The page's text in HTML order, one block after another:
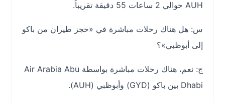
س: هل هناك رحلات مباشرة في «حجز طيران من باكو
إلى أبوظبي»؟
ج: نعم، هناك رحلات مباشرة بواسطة Air Arabia Abu
Dhabi بين باكو (GYD) وأبوظبي (AUH).